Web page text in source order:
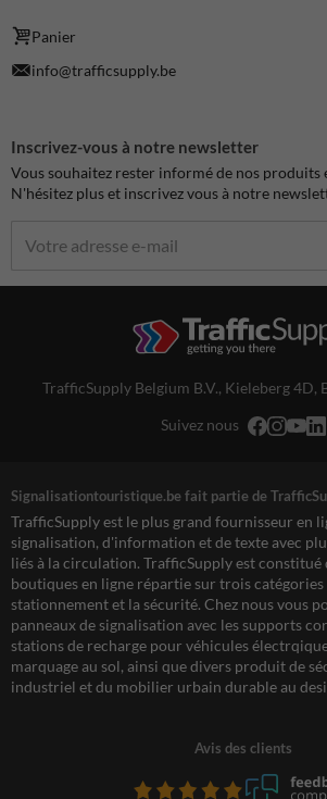
Panier
info@trafficsupply.be
Inscrivez-vous à notre newsletter
Vous souhaitez rester informé de nos produits
N'hésitez plus et inscrivez vous à notre
TrafficSupply Belgium B.V., Kieleberg 4D,
Suivez nous
Signalisationtouristique.be fait partie de
TrafficSupply est le plus grand fournisseur en
signalisation, d'information et de texte avec
liés à la circulation. TrafficSupply est constitué
boutiques en ligne répartie sur trois
stationnement et la sécurité. Chez nous vous
panneaux de signalisation avec les supports
stations de recharge pour véhicules
marquage au sol, ainsi que divers produit de
industriel et du mobilier urbain durable au
Avis des clients